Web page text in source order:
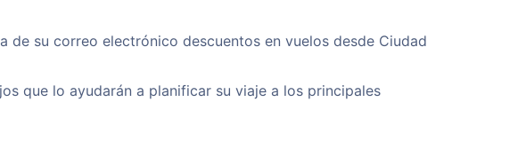
de su correo electrónico descuentos en vuelos desde Ciudad
que lo ayudarán a planificar su viaje a los principales